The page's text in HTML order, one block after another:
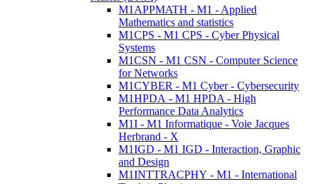
M1APPMATH - M1 - Applied
Mathematics and statistics
M1CPS - M1 CPS - Cyber Physical
Systems
M1CSN - M1 CSN - Computer Science
for Networks
M1CYBER - M1 Cyber - Cybersecurity
M1HPDA - M1 HPDA - High
Performance Data Analytics
M1I - M1 Informatique - Voie Jacques
Herbrand - X
M1IGD - M1 IGD - Interaction, Graphic
and Design
M1INTTRACPHY - M1 - International